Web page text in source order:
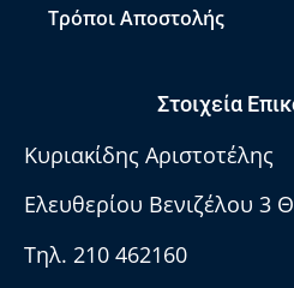
Τρόποι Αποστολής
Στοιχεία
Κυριακίδης Αριστοτέλης
Ελευθερίου Βενιζέλου 3
Τηλ. 210 462160